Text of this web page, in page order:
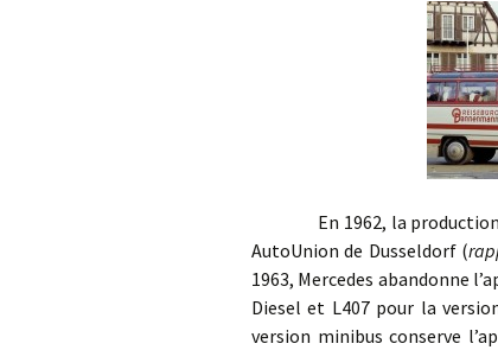
En 1962, la production des
AutoUnion de Dusseldorf (
1963, Mercedes abandonne
Diesel et L407 pour la
version minibus conserve